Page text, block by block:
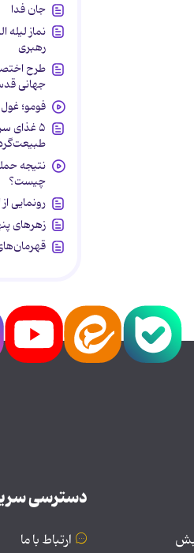
جان فدا
نماز
رهبری
طرح
جهانی
فومو؛
۵ غذای
نتیجه
چیست؟
رونمایی
زهرهای
دسترسی
ارتباط با ما